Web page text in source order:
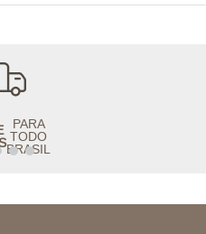
PARA
TODO
BRASIL